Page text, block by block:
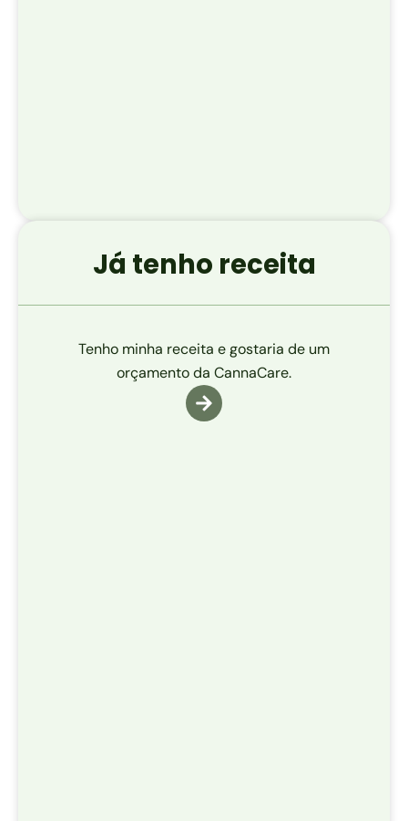
Já tenho receita
Tenho minha receita e gostaria de um
orçamento da CannaCare.